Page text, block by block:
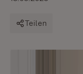
Teilen